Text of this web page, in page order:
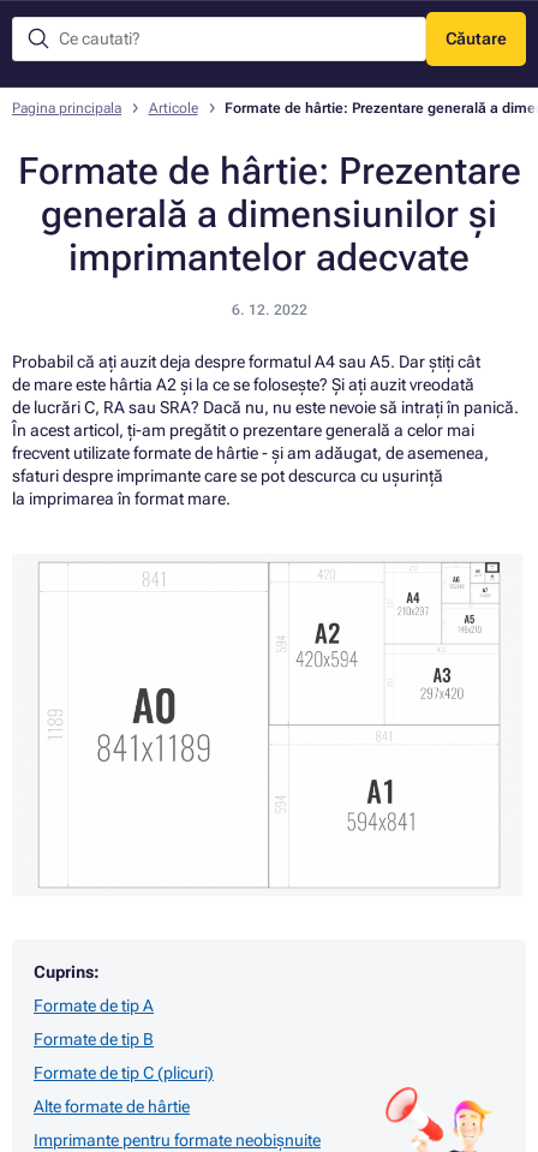
Căutare
Meniu
Pagina principala Articole Formate de hârtie: Prezentare generală a
Formate de hârtie: Prezentare
generală a dimensiunilor și
imprimantelor adecvate
6. 12. 2022
Probabil că ați auzit deja despre formatul A4 sau A5. Dar știți cât
de mare este hârtia A2 și la ce se folosește? Și ați auzit vreodată
de lucrări C, RA sau SRA? Dacă nu, nu este nevoie să intrați în panică.
În acest articol, ți-am pregătit o prezentare generală a celor mai
frecvent utilizate formate de hârtie - și am adăugat, de asemenea,
sfaturi despre imprimante care se pot descurca cu ușurință
la imprimarea în format mare.
Cuprins:
Formate de tip A
Formate de tip B
Formate de tip C (plicuri)
Alte formate de hârtie
Imprimante pentru formate neobișnuite